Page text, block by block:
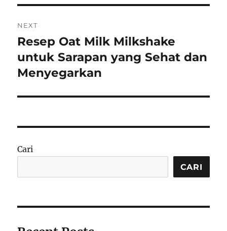
NEXT
Next
post:
Resep Oat Milk Milkshake
untuk Sarapan yang Sehat dan
Menyegarkan
Cari
CARI